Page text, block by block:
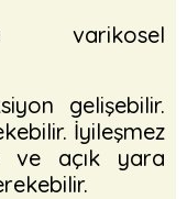
varikosel
gelişebilir.
İyileşmez
ve açık yara